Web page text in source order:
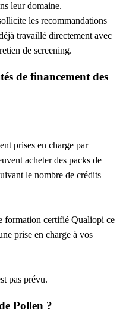
leur domaine.
les recommandations
travaillé directement avec
de screening.
de financement des
prises en charge par
acheter des packs de
le nombre de crédits
formation certifié Qualiopi ce
prise en charge à vos
pas prévu.
Pollen ?